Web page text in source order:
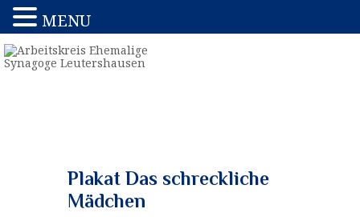
Plakat Das schreckliche
Mädchen
MENU